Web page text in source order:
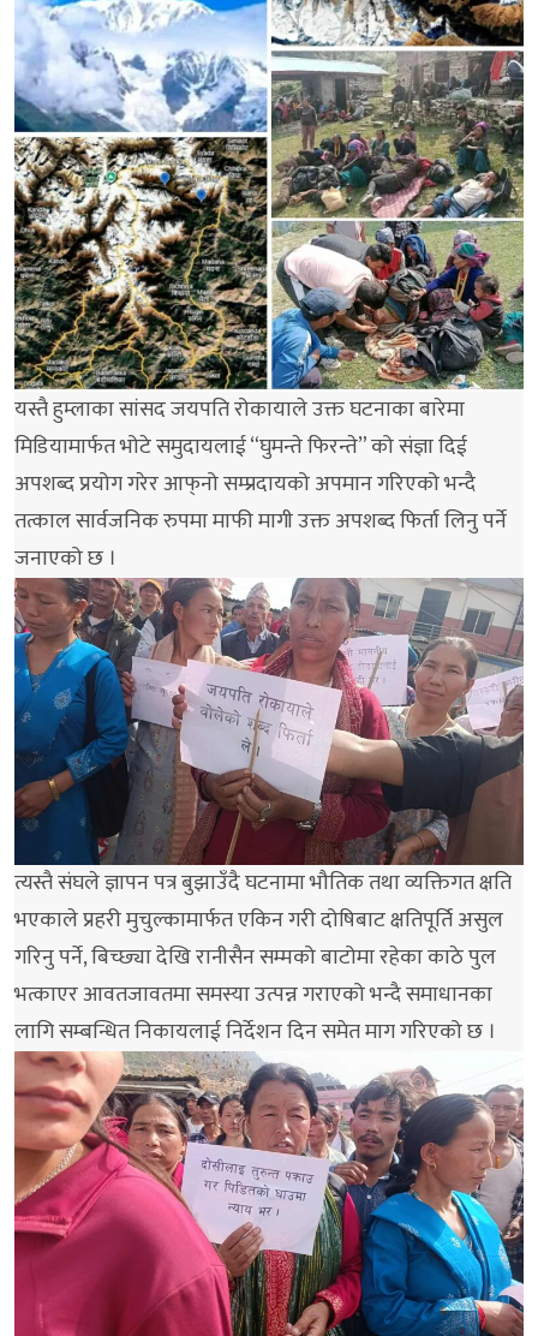
यस्तै हुम्लाका सांसद जयपति रोकायाले उक्त घटनाका बारेमा
मिडियामार्फत भोटे समुदायलाई “घुमन्ते फिरन्ते” को संज्ञा दिई
अपशब्द प्रयोग गरेर आफ्‌नो सम्प्रदायको अपमान गरिएको भन्दै
तत्काल सार्वजनिक रुपमा माफी मागी उक्त अपशब्द फिर्ता लिनु पर्ने
जनाएको छ ।
त्यस्तै संघले ज्ञापन पत्र बुझाउँदै घटनामा भौतिक तथा व्यक्तिगत क्षति
भएकाले प्रहरी मुचुल्कामार्फत एकिन गरी दोषिबाट क्षतिपूर्ति असुल
गरिनु पर्ने, बिच्छ्या देखि रानीसैन सम्मको बाटोमा रहेका काठे पुल
भत्काएर आवतजावतमा समस्या उत्पन्न गराएको भन्दै समाधानका
लागि सम्बन्धित निकायलाई निर्देशन दिन समेत माग गरिएको छ ।